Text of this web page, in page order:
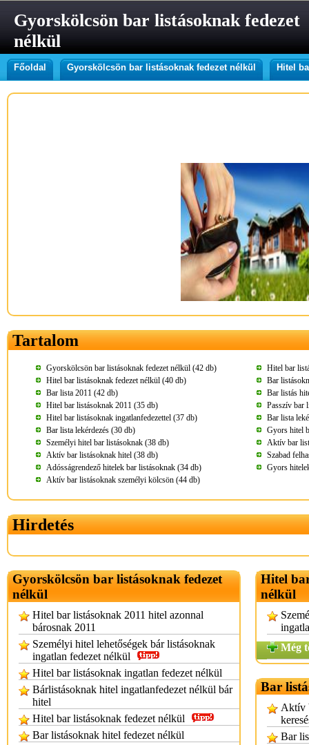
Gyorskölcsön bar listásoknak fedezet
nélkül
Főoldal Gyorskölcsön bar listásoknak fedezet nélkül Hitel
Tartalom
Gyorskölcsön bar listásoknak fedezet nélkül (42 db)
Hitel bar
Hitel bar listásoknak fedezet nélkül (40 db)
Bar
Bar lista 2011 (42 db)
Bar listás
Hitel bar listásoknak 2011 (35 db)
Passzív bar
Hitel bar listásoknak ingatlanfedezettel (37 db)
Bar lista
Bar lista lekérdezés (30 db)
Gyors hitel
Személyi hitel bar listásoknak (38 db)
Aktív bar
Aktív bar listásoknak hitel (38 db)
Szabad
Adósságrendező hitelek bar listásoknak (34 db)
Gyors
Aktív bar listásoknak személyi kölcsön (44 db)
Hirdetés
Gyorskölcsön bar listásoknak fedezet
nélkül
Hitel bar listásoknak 2011 hitel azonnal
bárosnak 2011
Személyi hitel lehetőségek bár listásoknak
ingatlan fedezet nélkül
Hitel bar listásoknak ingatlan fedezet nélkül
Bárlistásoknak hitel ingatlanfedezet nélkül bár
hitel
Hitel bar listásoknak fedezet nélkül
Bar listásoknak hitel fedezet nélkül
Hitel
nélkül
Még
Bar
Aktív
Bar